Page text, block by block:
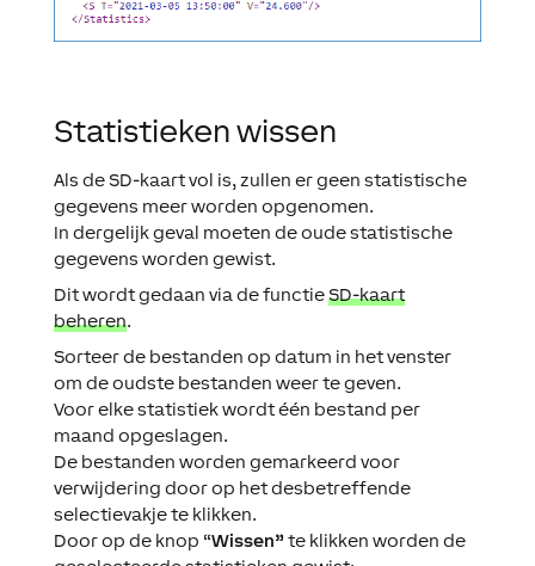
Statistieken wissen
Als de SD-kaart vol is, zullen er geen statistische
gegevens meer worden opgenomen.
In dergelijk geval moeten de oude statistische
gegevens worden gewist.
Dit wordt gedaan via de functieSD-kaart
beheren.
Sorteer de bestanden op datum in het venster
om de oudste bestanden weer te geven.
Voor elke statistiek wordt één bestand per
maand opgeslagen.
De bestanden worden gemarkeerd voor
verwijdering door op het desbetreffende
selectievakje te klikken.
Door op de knop “Wissen”te klikken worden de